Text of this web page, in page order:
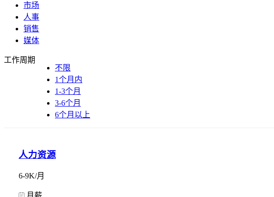
市场
人事
销售
媒体
工作周期
不限
1个月内
1-3个月
3-6个月
6个月以上
人力资源
6-9K/月